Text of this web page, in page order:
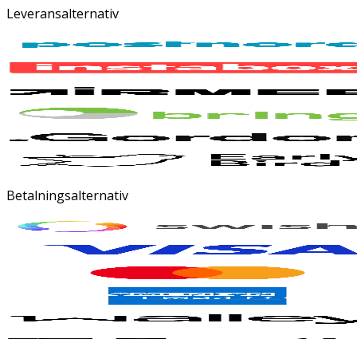
Leveransalternativ
Betalningsalternativ